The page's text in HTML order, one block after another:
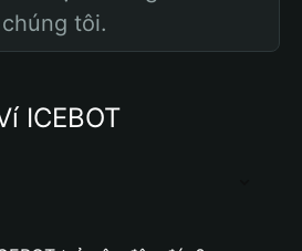
chúng tôi.
ICEBOT